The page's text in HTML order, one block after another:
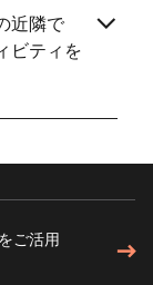
近隣で
ビティを
ご活用